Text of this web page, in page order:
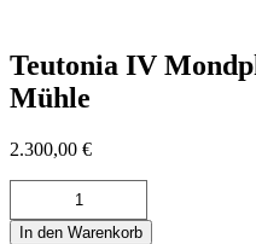
Teutonia IV
Mühle
2.300,00 €
Mondphase
In den Warenkorb